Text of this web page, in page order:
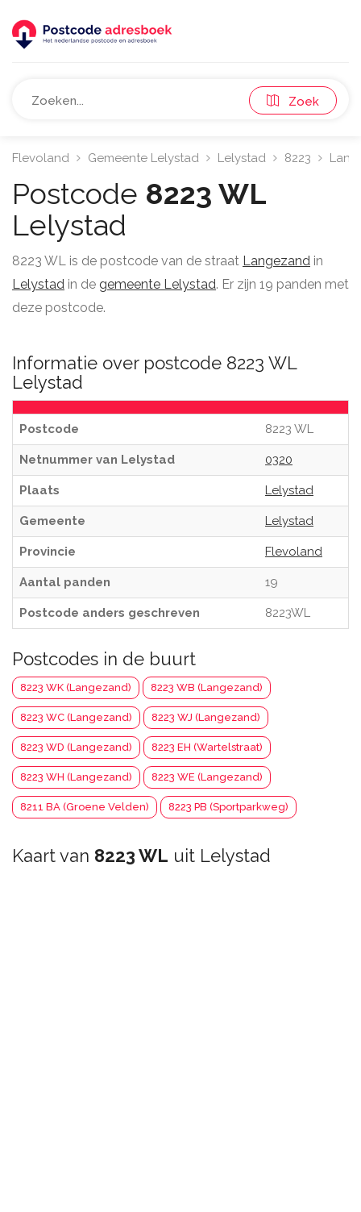
Zoek
Flevoland Gemeente Lelystad Lelystad 8223
Postcode 8223 WL
Lelystad
8223 WL is de postcode van de straat Langezand in
Lelystad in de gemeente Lelystad. Er zijn 19 panden met
deze postcode.
Informatie over postcode 8223 WL
Lelystad
Postcode 8223 WL
Netnummer van Lelystad 0320
Plaats Lelystad
Gemeente Lelystad
Provincie Flevoland
Aantal panden 19
Postcode anders geschreven 8223WL
Postcodes in de buurt
8223 WK (Langezand) 8223 WB (Langezand)
8223 WC (Langezand) 8223 WJ (Langezand)
8223 WD (Langezand) 8223 EH (Wartelstraat)
8223 WH (Langezand) 8223 WE (Langezand)
8211 BA (Groene Velden) 8223 PB (Sportparkweg)
Kaart van 8223 WL uit Lelystad